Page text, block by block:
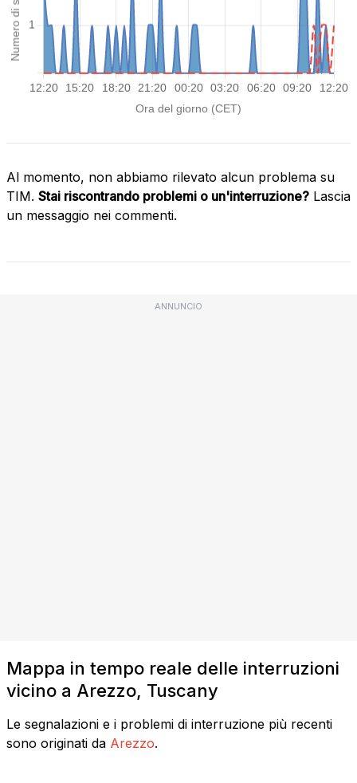
Al momento, non abbiamo rilevato alcun problema su
TIM. Stai riscontrando problemi o un'interruzione? Lascia
un messaggio nei commenti.
ANNUNCIO
Mappa in tempo reale delle interruzioni
vicino a Arezzo, Tuscany
Le segnalazioni e i problemi di interruzione più recenti
sono originati da Arezzo.